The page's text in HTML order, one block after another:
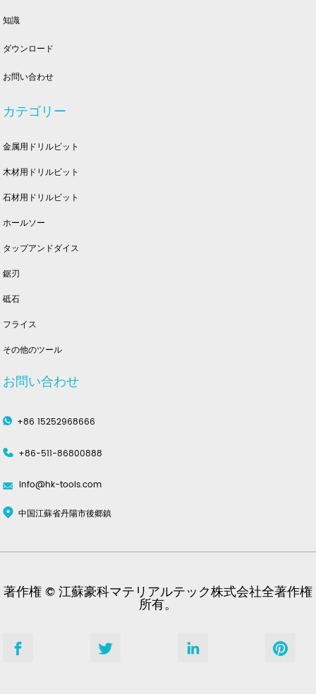
知識
ダウンロード
お問い合わせ
カテゴリー
金属用ドリルビット
木材用ドリルビット
石材用ドリルビット
ホールソー
タップアンドダイス
鋸刃
砥石
フライス
その他のツール
お問い合わせ
+86 15252968666
+86-511-86800888
info@hk-tools.com
中国江蘇省丹陽市後郷鎮
著作権 © 江蘇豪科マテリアルテック株式会社全著作権
所有。